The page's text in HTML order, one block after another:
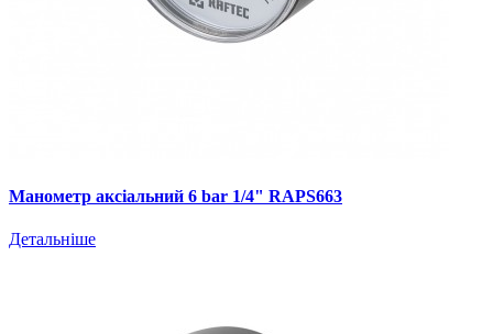
Манометр аксіальний 6 bar 1/4" RAPS663
Детальніше